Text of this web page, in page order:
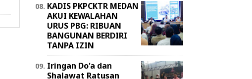
KADIS PKPCKTR MEDAN
AKUI KEWALAHAN
URUS PBG: RIBUAN
BANGUNAN BERDIRI
TANPA IZIN
Iringan Do'a dan
Shalawat Ratusan